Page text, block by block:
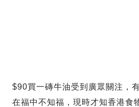
$90買一磚牛油受到廣眾關注，
在福中不知福，現時才知香港食